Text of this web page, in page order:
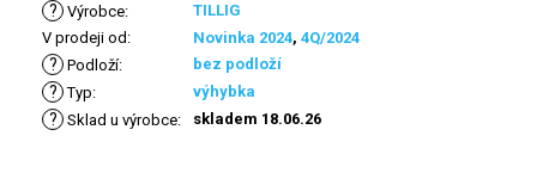
? Výrobce:
TILLIG
V prodeji od : Novinka 2024, 4Q/2024
? Podloží: bez podloží
? Typ: výhybka
? Sklad u výrobce: skladem 18.06.26